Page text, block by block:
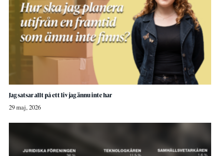
Jag satsar allt på ett liv jag ännu inte har
29 maj, 2026